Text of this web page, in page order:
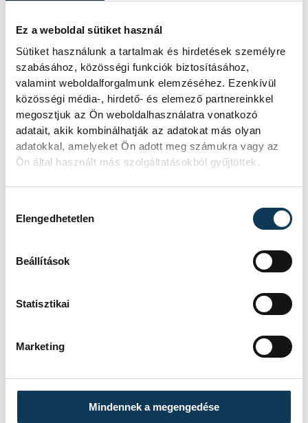
Ez a weboldal sütiket használ
Sütiket használunk a tartalmak és hirdetések személyre
szabásához, közösségi funkciók biztosításához,
valamint weboldalforgalmunk elemzéséhez. Ezenkívül
közösségi média-, hirdető- és elemező partnereinkkel
megosztjuk az Ön weboldalhasználatra vonatkozó
adatait, akik kombinálhatják az adatokat más olyan
adatokkal, amelyeket Ön adott meg számukra vagy az
Ön által használt más szolgáltatásokból gyűjtöttek.
Elengedhetetlen
Beállítások
Statisztikai
Marketing
Mindennek a megengedése
SOROZAT FÉRFI KÉZILABDA NB I,
2025/26
HAZAI
NEKA
VENDÉG
ONE VESZPRÉM
IDŐPONT
2026. MÁJUS 20. 18:15
HELYSZÍN
BALATONBOGLÁR, NEKA
CSARNOK
EREDMÉNY
40-51
RÉSZLETEK
IDŐPONT
RÉSZLETEK